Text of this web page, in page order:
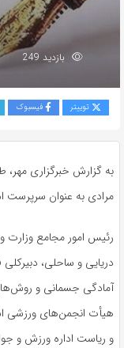
بازدید 249
توییتر فیسبوک
به گزارش خبرگزاری
مرادی به عنوان سرپرست
رئیس امور مجامع وزارت
دریایی و ساحلی، دبیرکلی
آمادگی جسمانی و روش‌های
هیأت انجمن‌های ورزشی
و ریاست اداره ورزش و